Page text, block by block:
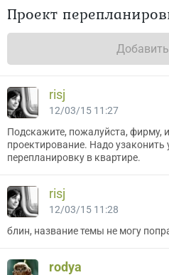
Проект
risj
12/03/15 11:27
Подскажите, пожалуйста,
проектирование. Надо
перепланировку в квартире.
risj
12/03/15 11:28
блин, название темы не могу
rodya